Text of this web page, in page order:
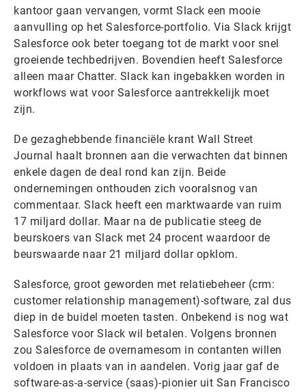
kantoor gaan vervangen, vormt Slack een mooie
aanvulling op het Salesforce-portfolio. Via Slack krijgt
Salesforce ook beter toegang tot de markt voor snel
groeiende techbedrijven. Bovendien heeft Salesforce
alleen maar Chatter. Slack kan ingebakken worden in
workflows wat voor Salesforce aantrekkelijk moet
zijn.
De gezaghebbende financiële krant Wall Street
Journal haalt bronnen aan die verwachten dat binnen
enkele dagen de deal rond kan zijn. Beide
ondernemingen onthouden zich vooralsnog van
commentaar. Slack heeft een marktwaarde van ruim
17 miljard dollar. Maar na de publicatie steeg de
beurskoers van Slack met 24 procent waardoor de
beurswaarde naar 21 miljard dollar opklom.
Salesforce, groot geworden met relatiebeheer (crm:
customer relationship management)-software, zal dus
diep in de buidel moeten tasten. Onbekend is nog wat
Salesforce voor Slack wil betalen. Volgens bronnen
zou Salesforce de overnamesom in contanten willen
voldoen in plaats van in aandelen. Vorig jaar gaf de
software-as-a-service (saas)-pionier uit San Francisco